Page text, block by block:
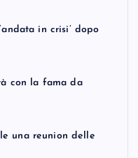
in crisi’ dopo
con la fama da
una reunion delle